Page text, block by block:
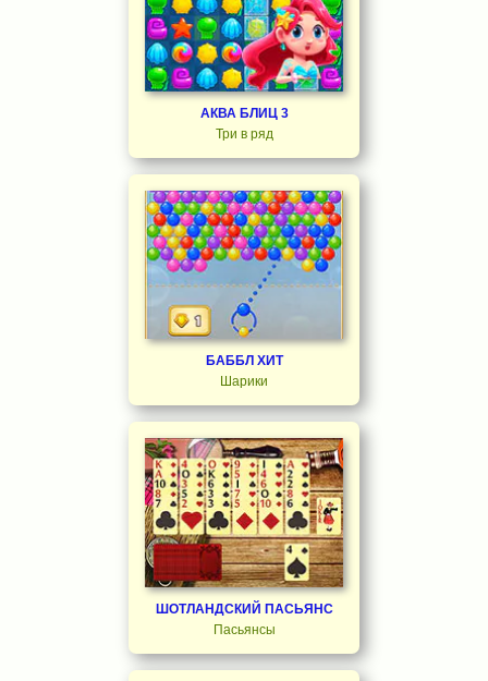
АКВА БЛИЦ 3
Три в ряд
БАББЛ ХИТ
Шарики
ШОТЛАНДСКИЙ ПАСЬЯНС
Пасьянсы